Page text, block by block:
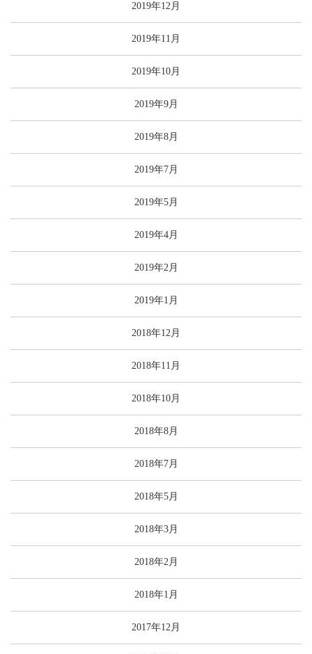
2019年12月
2019年11月
2019年10月
2019年9月
2019年8月
2019年7月
2019年5月
2019年4月
2019年2月
2019年1月
2018年12月
2018年11月
2018年10月
2018年8月
2018年7月
2018年5月
2018年3月
2018年2月
2018年1月
2017年12月